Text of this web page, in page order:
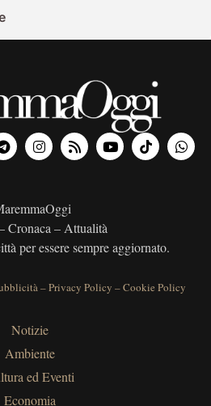
Cronaca – Attualità
per essere sempre aggiornato.
–Privacy Policy –Cookie Policy
Notizie
Ambiente
ed Eventi
Economia